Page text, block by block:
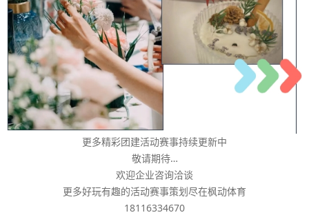
更多精彩团建活动赛事持续更新中
敬请期待…
欢迎企业咨询洽谈
更多好玩有趣的活动赛事策划尽在枫动体育
18116334670